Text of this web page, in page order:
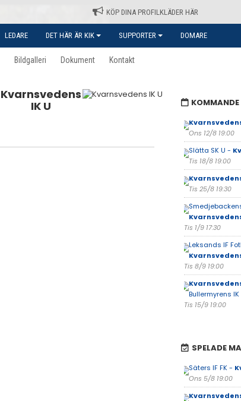
KÖP DINA PROFILKLÄDER HÄR
LEDARE DET HÄR ÄR KIK SUPPORTER DOMARE
Bildgalleri Dokument Kontakt
Kvarnsvedens
IK U
Ons 12/8 19:00
Slätta SK U -
Tis 18/8 19:00
Tis 25/8 19:30
Tis 1/9 17:30
Leksands IF
Tis 8/9 19:00
Bullermyrens IK
Tis 15/9 19:00
SPELADE
Säters IF FK -
Ons 5/8 19:00